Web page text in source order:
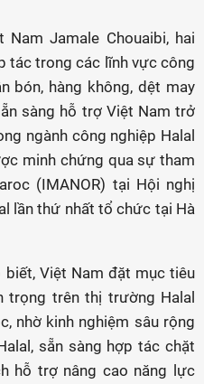
Jamale Chouaibi, hai
tác trong các lĩnh vực công
bón, hàng không, dệt may
sàng hỗ trợ Việt Nam trở
ngành công nghiệp Halal
minh chứng qua sự tham
(IMANOR) tại Hội nghị
lần thứ nhất tổ chức tại Hà
Việt Nam đặt mục tiêu
trọng trên thị trường Halal
nhờ kinh nghiệm sâu rộng
sẵn sàng hợp tác chặt
hỗ trợ nâng cao năng lực